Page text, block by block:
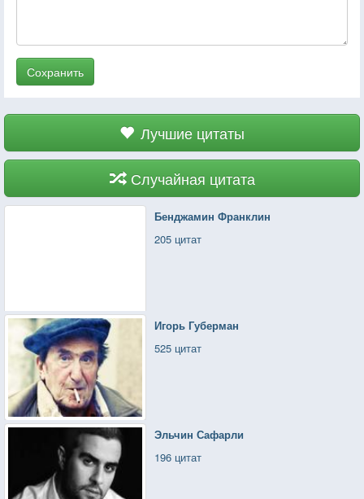
Сохранить
Лучшие цитаты
Случайная цитата
Бенджамин Франклин
205 цитат
Игорь Губерман
525 цитат
Эльчин Сафарли
196 цитат